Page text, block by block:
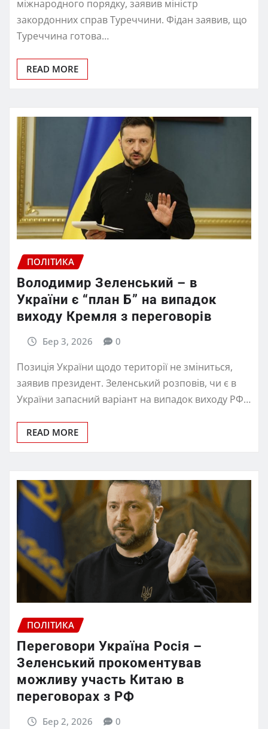
міжнародного порядку, заявив міністр
закордонних справ Туреччини. Фідан заявив, що
Туреччина готова…
READ MORE
ПОЛІТИКА
Володимир Зеленський – в
України є “план Б” на випадок
виходу Кремля з переговорів
Бер 3, 2026 0
Позиція України щодо території не зміниться,
заявив президент. Зеленський розповів, чи є в
України запасний варіант на випадок виходу РФ…
READ MORE
ПОЛІТИКА
Переговори Україна Росія –
Зеленський прокоментував
можливу участь Китаю в
переговорах з РФ
Бер 2, 2026 0